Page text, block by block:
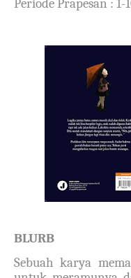
Periode Prapesan : 1-
BLURB
Sebuah karya